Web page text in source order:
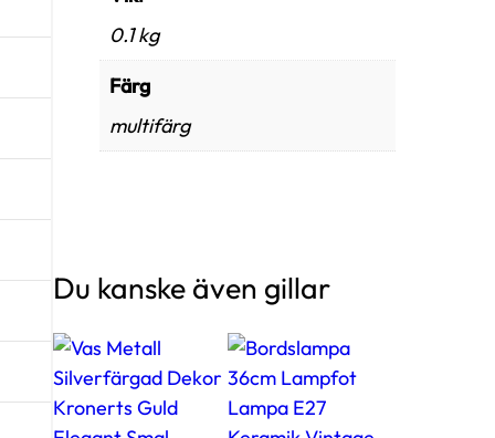
0.1 kg
Färg
multifärg
Du kanske även gillar